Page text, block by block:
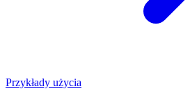
Przykłady użycia